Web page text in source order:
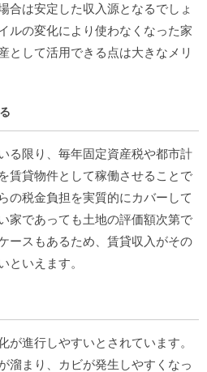
合は安定した収入源となるでしょ
ルの変化により使わなくなった家
として活用できる点は大きなメリ
る限り、毎年固定資産税や都市計
賃貸物件として稼働させることで
の税金負担を実質的にカバーして
家であっても土地の評価額次第で
ースもあるため、賃貸収入がその
といえます。
が進行しやすいとされています。
溜まり、カビが発生しやすくなっ